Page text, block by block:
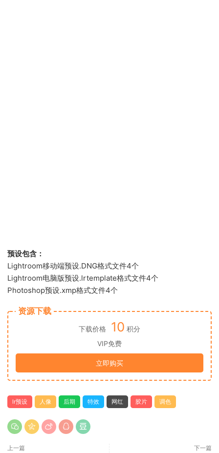
预设包含：
Lightroom移动端预设.DNG格式文件4个
Lightroom电脑版预设.lrtemplate格式文件4个
Photoshop预设.xmp格式文件4个
资源下载
下载价格 10 积分
VIP免费
立即购买
lr预设 人像 后期 特效 网红 胶片 调色
上一篇 下一篇